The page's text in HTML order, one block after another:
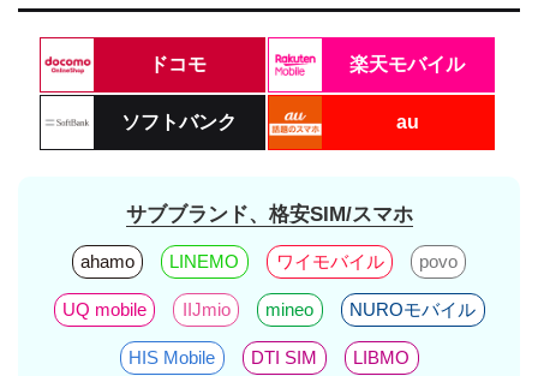
ドコモ 楽天モバイル
ソフトバンク au
サブブランド、格安SIM/スマホ
ahamo LINEMO ワイモバイル povo
UQ mobile IIJmio mineo NUROモバイル
HIS Mobile DTI SIM LIBMO